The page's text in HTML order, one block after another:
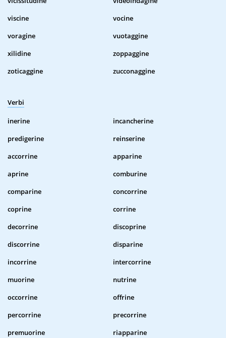
viscine
vocine
voragine
vuotaggine
xilidine
zoppaggine
zoticaggine
zucconaggine
Verbi
inerine
incancherine
predigerine
reinserine
accorrine
apparine
aprine
comburine
comparine
concorrine
coprine
corrine
decorrine
discoprine
discorrine
disparine
incorrine
intercorrine
muorine
nutrine
occorrine
offrine
percorrine
precorrine
premuorine
riapparine